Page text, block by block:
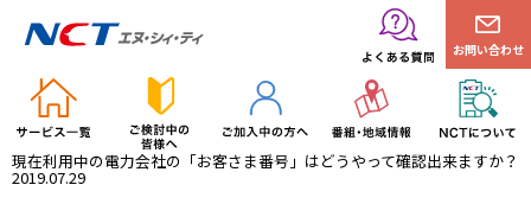
お問い合わせ
現在利用中の電力会社の「お客さま番号」はどうやって確認出来ますか？
2019.07.29